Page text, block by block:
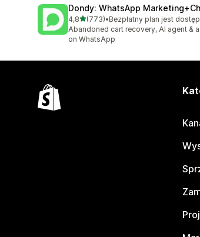
Dondy: WhatsApp
4,8na 5 gwiazdek
(773)
Łączna liczba recenzji: 773
•Bezpłatny plan jest
Abandoned cart recovery, AI agent &
on WhatsApp